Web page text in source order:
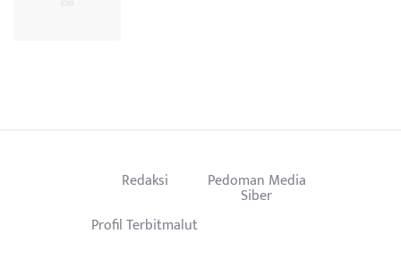
Redaksi Pedoman Media
Siber
Profil Terbitmalut